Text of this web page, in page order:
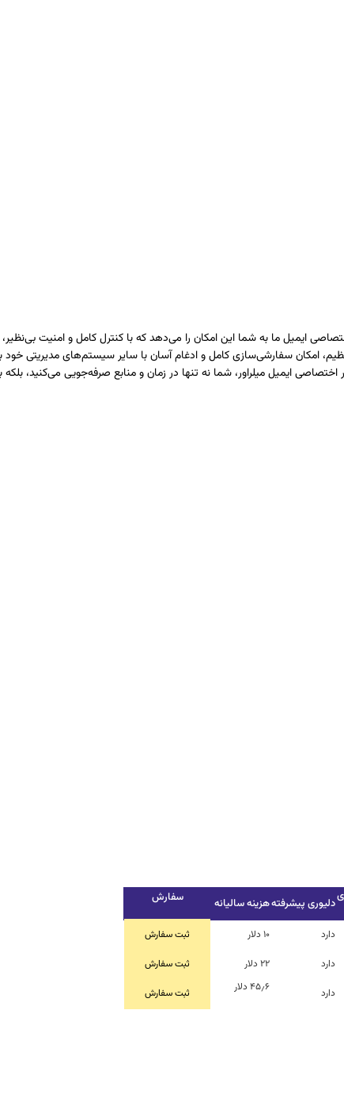
امکان سفارشی‌سازی کامل و ادغام آسان با سایر سیستم‌های
ایمیل میلراور، شما نه تنها در زمان و منابع صرفه‌جویی می‌کنید،
دلیوری پیشرفتههزینه سالیانه سفارش
دارد ۱۰ دلار
ثبت سفارش
دارد ۲۲ دلار
ثبت سفارش
دارد ۴۵٫۶ دلار ثبت سفارش